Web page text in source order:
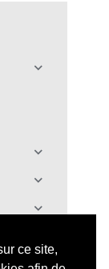
ce site,